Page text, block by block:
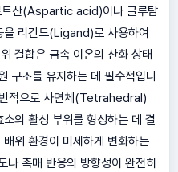
산(Aspartic acid)이나 글루탐
리간드(Ligand)로 사용하여
결합은 금속 이온의 산화 상태
구조를 유지하는 데 필수적입니
적으로 사면체(Tetrahedral)
의 활성 부위를 형성하는 데 결
위 환경이 미세하게 변화하는
나 촉매 반응의 방향성이 완전히